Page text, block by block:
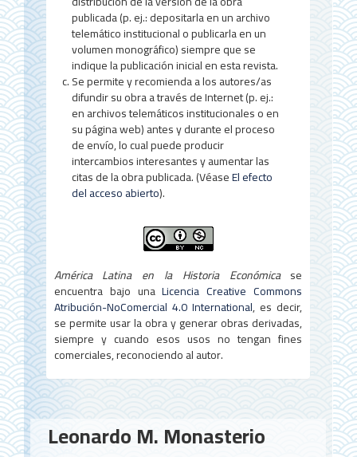
u
l
o
publicada (p. ej.: depositarla en un archivo
telemático institucional o publicarla en un
volumen monográfico) siempre que se
indique la publicación inicial en esta revista.
Se permite y recomienda a los autores/as
difundir su obra a través de Internet (p. ej.:
en archivos telemáticos institucionales o en
su página web) antes y durante el proceso
de envío, lo cual puede producir
intercambios interesantes y aumentar las
citas de la obra publicada. (VéaseEl efecto
del acceso abierto).
América Latina en la Historia Económicase
encuentra bajo unaLicencia Creative Commons
Atribución-NoComercial 4.0 International, es decir,
se permite usar la obra y generar obras derivadas,
siempre y cuando esos usos no tengan fines
comerciales, reconociendo al autor.
Contenido
Leonardo M. Monasterio